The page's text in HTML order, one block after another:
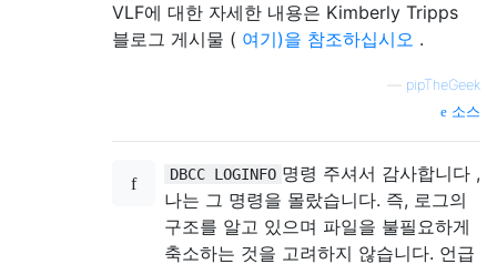
VLF에 대한 자세한 내용은 Kimberly Tripps
블로그 게시물 ( 여기)을 참조하십시오 .
pipTheGeek
소스
DBCC LOGINFO 명령 주셔서 감사합니다 ,
나는 그 명령을 몰랐습니다. 즉, 로그의
구조를 알고 있으며 파일을 불필요하게
축소하는 것을 고려하지 않습니다. 언급